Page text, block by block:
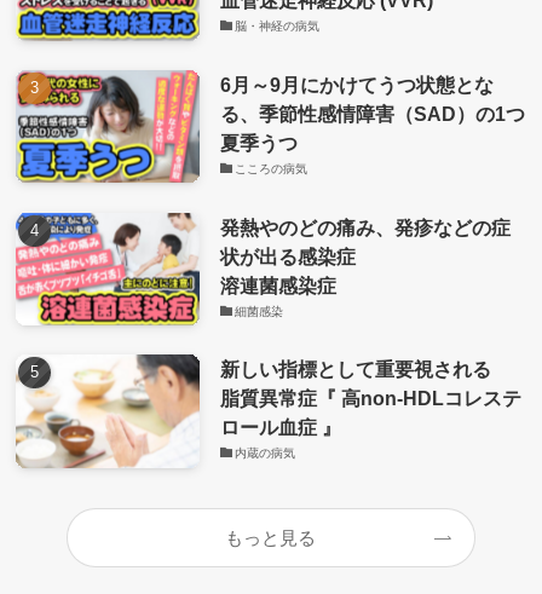
脳・神経の病気
6月～9月にかけてうつ状態とな
る、季節性感情障害（SAD）の1つ
夏季うつ
こころの病気
発熱やのどの痛み、発疹などの症
状が出る感染症
溶連菌感染症
細菌感染
新しい指標として重要視される
脂質異常症『 高non-HDLコレステ
ロール血症 』
内蔵の病気
もっと見る